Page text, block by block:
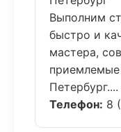
Выполним
быстро и
мастера,
Петербург....
Телефон: 8